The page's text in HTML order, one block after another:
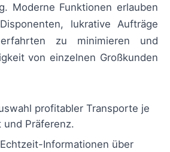
Moderne Funktionen erlauben
lukrative Aufträge
zu minimieren und
von einzelnen Großkunden
profitabler Transporte je
und Präferenz.
Echtzeit-Informationen über